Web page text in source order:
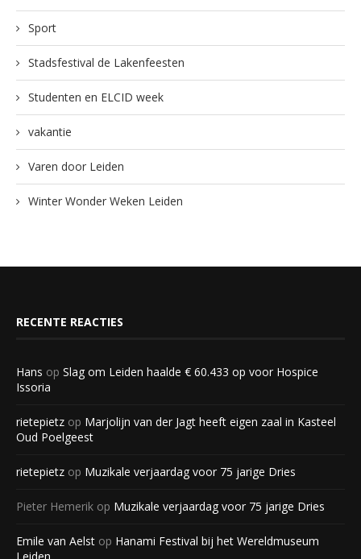
Sport
Stadsfestival de Lakenfeesten
Studenten en ELCID week
vakantie
Varen door Leiden
Winter Wonder Weken Leiden
RECENTE REACTIES
Hans op Slag om Leiden haalde € 60.433 op voor Hospice
Issoria
rietepietz op Marjolijn van der Jagt heeft eigen zaal in Kasteel
Oud Poelgeest
rietepietz op Muzikale verjaardag voor 75 jarige Dries
Pieter Hemerik op Muzikale verjaardag voor 75 jarige Dries
Emile van Aelst op Hanami Festival bij het Wereldmuseum